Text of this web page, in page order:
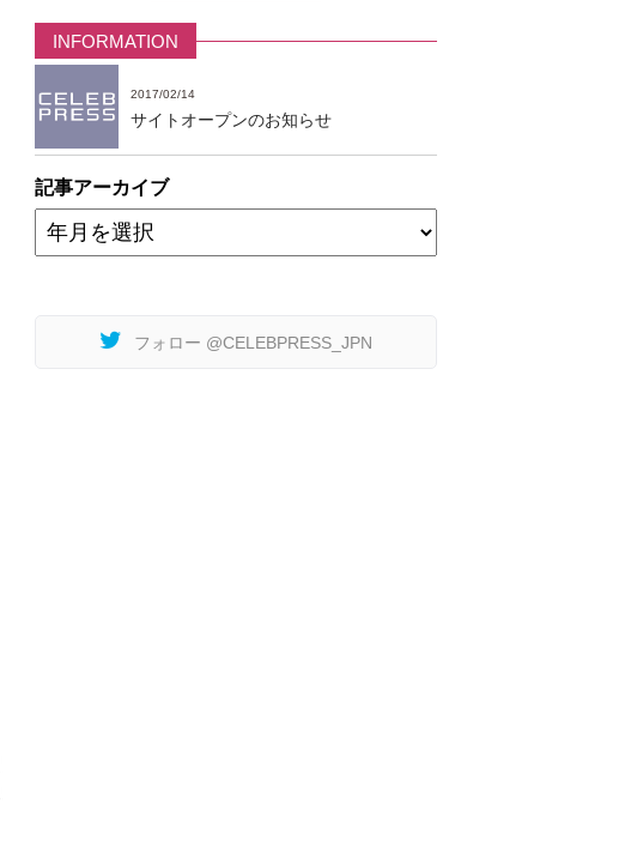
INFORMATION
2017/02/14
サイトオープンのお知らせ
記事アーカイブ
フォロー @CELEBPRESS_JPN